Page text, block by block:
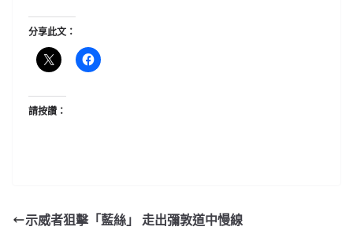
分享此文：
請按讚：
示威者狙擊「藍絲」 走出彌敦道中慢線